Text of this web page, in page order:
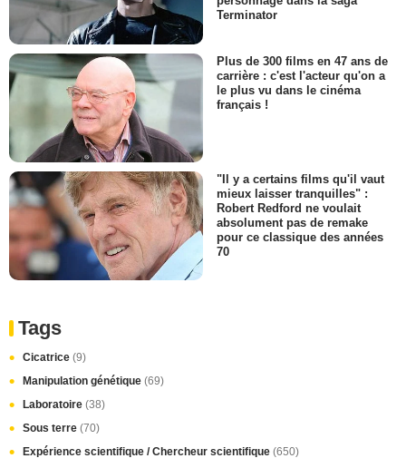
Terminator
Plus de 300 films en 47 ans de
carrière : c'est l'acteur qu'on a
le plus vu dans le cinéma
français !
"Il y a certains films qu'il vaut
mieux laisser tranquilles" :
Robert Redford ne voulait
absolument pas de remake
pour ce classique des années
70
Tags
Cicatrice (9)
Manipulation génétique (69)
Laboratoire (38)
Sous terre (70)
Expérience scientifique / Chercheur scientifique (650)